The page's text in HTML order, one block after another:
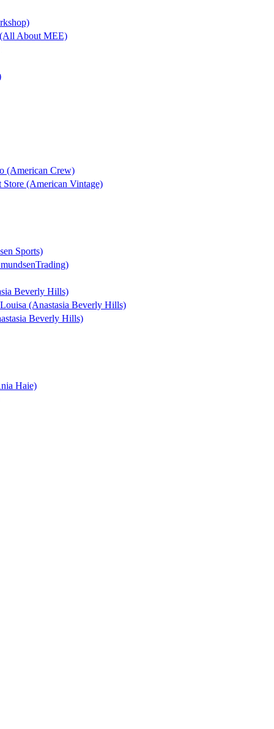
About MEE)
(American Crew)
Store (American Vintage)
Sports)
Beverly Hills)
(Anastasia Beverly Hills)
Beverly Hills)
Haie)